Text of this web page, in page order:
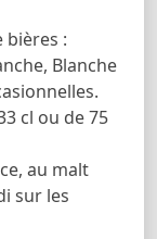
bières :
Blanche
cl ou de 75
au malt
sur les